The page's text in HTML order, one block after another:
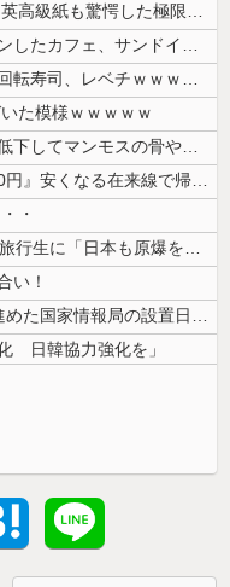
海外「日本人はなんて気高いんだ！」 英高級紙も驚愕した極限の中の日本人...
【画像あり】速水もこみちが新オープンしたカフェ、サンドイッチ1つ「30...
【画像】現役最強の呼び声が高いこの回転寿司、レベチｗｗｗｗｗｗｗｗｗｗ
た模様ｗｗｗｗｗ
記録的猛暑の欧州、ドナウ川の水位が低下してマンモスの骨や沈没したドイツ...
【驚愕】 新幹線じゃなく『帰省費4000円』安くなる在来線で帰省した結...
・
長崎の語り部お爺ちゃん（84）、修学旅行生に「日本も原爆を持たないと負...
い！
（ ´_ゝ`）中国「高市政権が法制化を進めた国家情報局の設置日が7月3...
日韓協力強化を」